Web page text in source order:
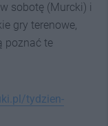
sobotę (Murcki) i
gry terenowe,
poznać te
tydzien-